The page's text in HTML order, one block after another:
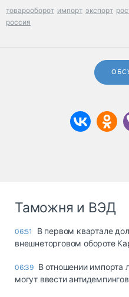
товарооборот импорт экспорт
россия
Таможня и ВЭД
06:51
В первом квартале
внешнеторговом обороте
06:39 В отношении импорта
могут ввести